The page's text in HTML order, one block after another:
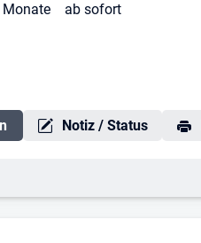
ab sofort
Notiz / Status